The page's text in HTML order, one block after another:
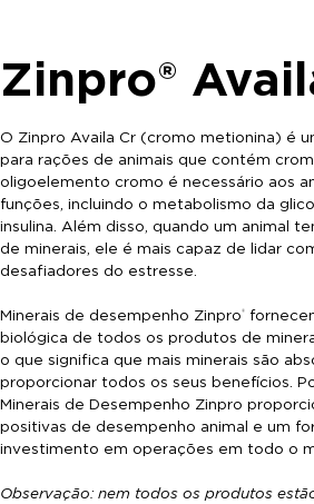
Zinpro®
O Zinpro Availa Cr (cromo metionina) é
para rações de animais que contém
oligoelemento cromo é necessário aos
funções, incluindo o metabolismo da
insulina. Além disso, quando um animal
de minerais, ele é mais capaz de lidar
desafiadores do estresse.
Minerais de desempenho Zinpro®
biológica de todos os produtos de
o que significa que mais minerais são
proporcionar todos os seus benefícios.
Minerais de Desempenho Zinpro
positivas de desempenho animal e um
investimento em operações em todo o
Observação: nem todos os produtos